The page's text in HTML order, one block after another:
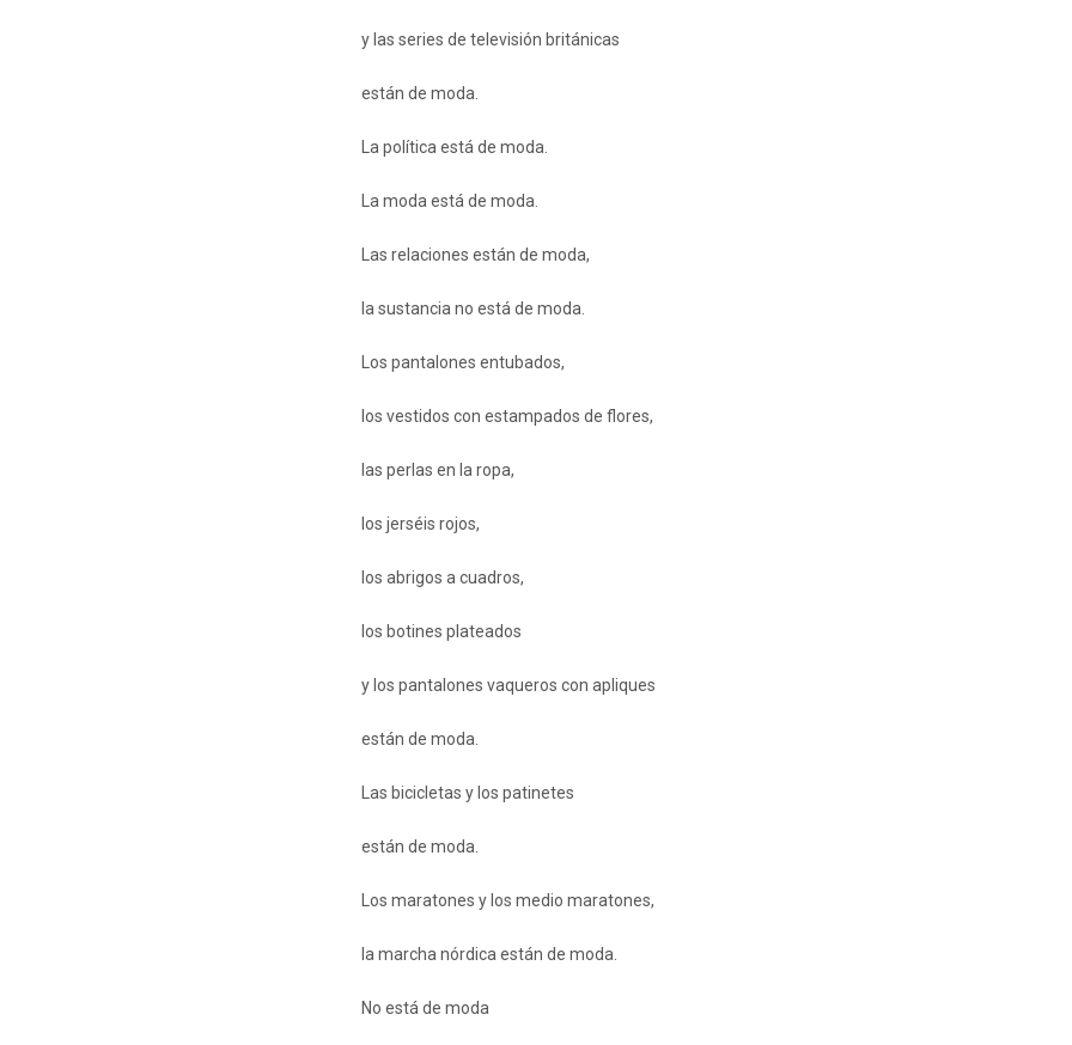
y las series de televisión británicas
están de moda.
La política está de moda.
La moda está de moda.
Las relaciones están de moda,
la sustancia no está de moda.
Los pantalones entubados,
los vestidos con estampados de flores,
las perlas en la ropa,
los jerséis rojos,
los abrigos a cuadros,
los botines plateados
y los pantalones vaqueros con apliques
están de moda.
Las bicicletas y los patinetes
están de moda.
Los maratones y los medio maratones,
la marcha nórdica están de moda.
No está de moda